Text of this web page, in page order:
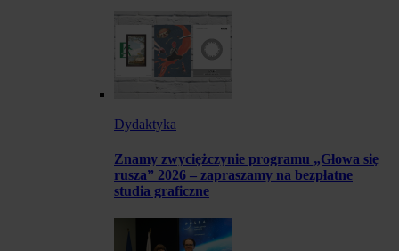
Dydaktyka
Znamy zwyciężczynie programu „Głowa się
rusza” 2026 – zapraszamy na bezpłatne
studia graficzne